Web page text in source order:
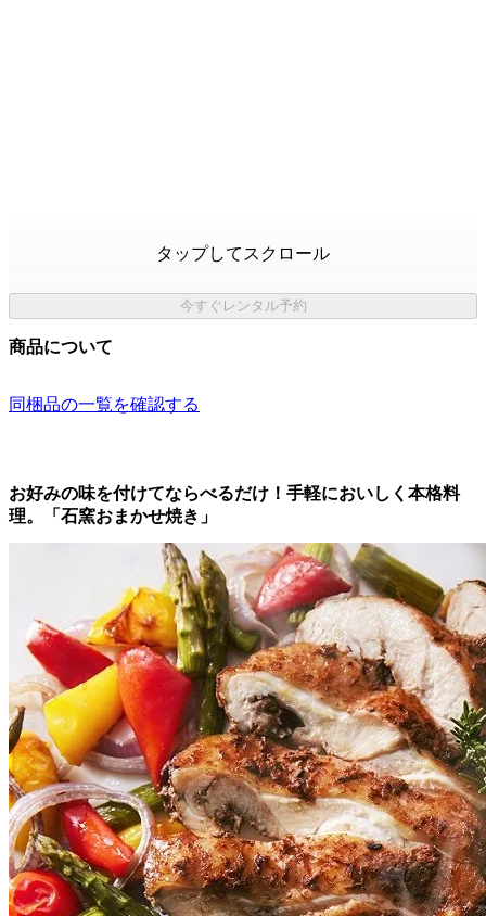
タップしてスクロール
今すぐレンタル予約
商品について
同梱品の一覧を確認する
お好みの味を付けてならべるだけ！手軽においしく本格料
理。「石窯おまかせ焼き」